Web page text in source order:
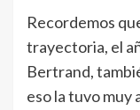
Recordemos
trayectoria, el
Bertrand,
eso la tuvo muy